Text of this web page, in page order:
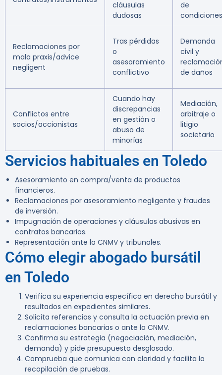
cláusulas
dudosas
de
condiciones
Reclamaciones por
mala praxis/advice
negligent
Tras pérdidas
o
asesoramiento
conflictivo
Demanda
civil y
de daños
Conflictos entre
socios/accionistas
Cuando hay
discrepancias
en gestión o
abuso de
minorías
Mediación,
arbitraje o
litigio
societario
Servicios habituales en Toledo
Asesoramiento en compra/venta de productos
financieros.
Reclamaciones por asesoramiento negligente y fraudes
de inversión.
Impugnación de operaciones y cláusulas abusivas en
contratos bancarios.
Representación ante la CNMV y tribunales.
Cómo elegir abogado bursátil
en Toledo
Verifica su experiencia específica en derecho bursátil y
resultados en expedientes similares.
Solicita referencias y consulta la actuación previa en
reclamaciones bancarias o ante la CNMV.
Confirma su estrategia (negociación, mediación,
demanda) y pide presupuesto desglosado.
Comprueba que comunica con claridad y facilita la
recopilación de pruebas.